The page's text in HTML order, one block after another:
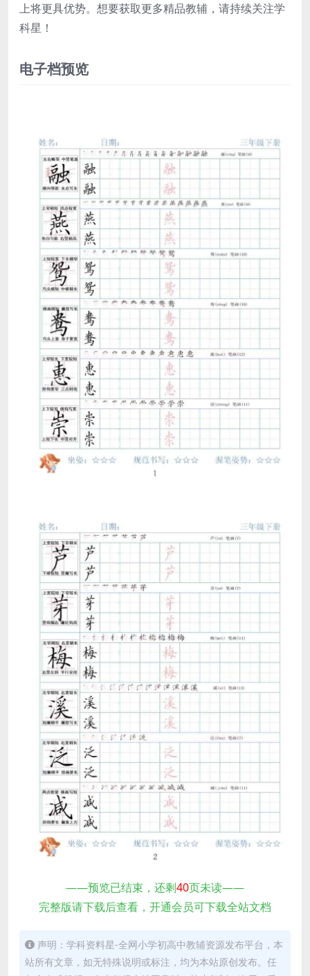
上将更具优势。想要获取更多精品教辅，请持续关注学
科星！
电子档预览
——预览已结束，还剩40页未读——
完整版请下载后查看，开通会员可下载全站文档
声明：学科资料星-全网小学初高中教辅资源发布平台，本
站所有文章，如无特殊说明或标注，均为本站原创发布。任